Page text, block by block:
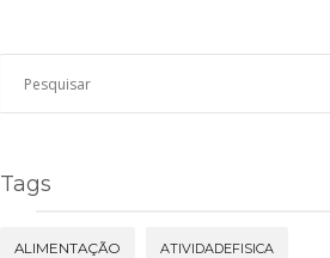
Tags
ALIMENTAÇÃO ATIVIDADEFISICA